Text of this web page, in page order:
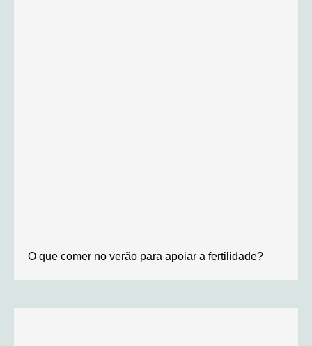
O que comer no verão para apoiar a fertilidade?